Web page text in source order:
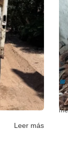
los trabajos
Leer más
📅
La